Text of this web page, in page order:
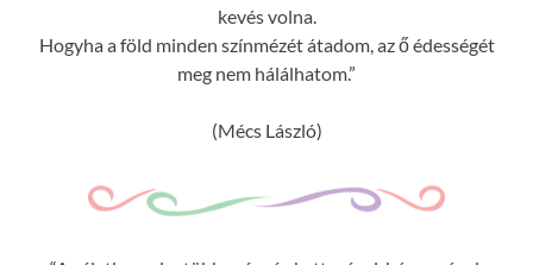
kevés volna.
Hogyha a föld minden színmézét átadom, az ő édességét
meg nem hálálhatom.”
(Mécs László)